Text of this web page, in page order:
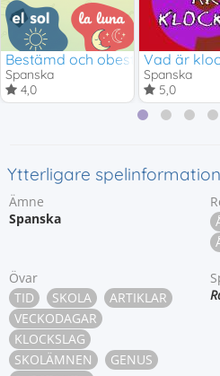
Bestämd och obestämd form -
Spanska
4,0
Vad är
Spanska
5,0
Ytterligare spelinformation
Ämne
Spanska
Övar
TID
SKOLA
ARTIKLAR
VECKODAGAR
KLOCKSLAG
SKOLÄMNEN
GENUS